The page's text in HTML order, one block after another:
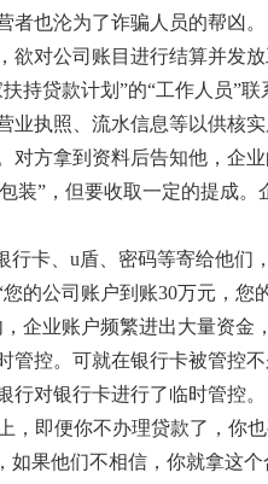
也沦为了诈骗人员的帮凶。
对公司账目进行结算并发放
持贷款计划”的“工作人员”
执照、流水信息等以供核
方拿到资料后告知他，企
装”，但要收取一定的提成
卡、u盾、密码等寄给他们
的公司账户到账30万元，您
企业账户频繁进出大量资金
控。可就在银行卡被管控
对银行卡进行了临时管控。
即便你不办理贷款了，你
如果他们不相信，你就拿这